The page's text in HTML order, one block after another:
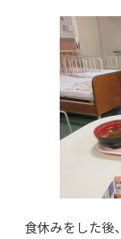
食休みをした後